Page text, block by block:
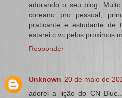
adorando o seu blog.
coreano pro pessoal,
praticante e estudante de
estarei c vc pelos proximos
Responder
Unknown 20 de maio de
adorei a lição do CN